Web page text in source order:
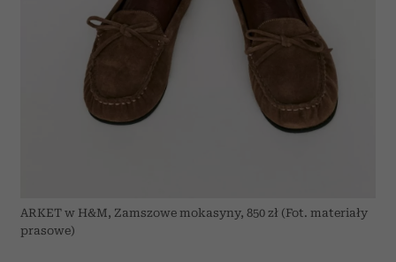
ARKET w H&M, Zamszowe mokasyny, 850 zł (Fot. materiały
prasowe)